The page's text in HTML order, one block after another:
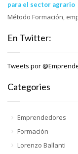
para el sector agrario
Método Formación,
En Twitter:
Tweets por
Categories
Emprendedores
Formación
Lorenzo Ballanti